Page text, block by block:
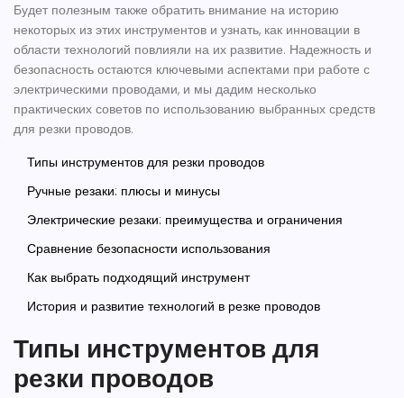
Будет полезным также обратить внимание на историю
некоторых из этих инструментов и узнать, как инновации в
области технологий повлияли на их развитие. Надежность и
безопасность остаются ключевыми аспектами при работе с
электрическими проводами, и мы дадим несколько
практических советов по использованию выбранных средств
для резки проводов.
Типы инструментов для резки проводов
Ручные резаки: плюсы и минусы
Электрические резаки: преимущества и ограничения
Сравнение безопасности использования
Как выбрать подходящий инструмент
История и развитие технологий в резке проводов
Типы инструментов для
резки проводов